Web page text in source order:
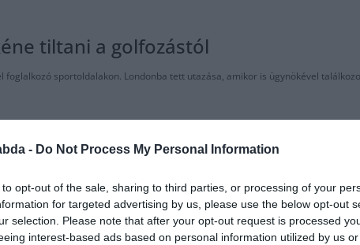
- Do Not Process My Personal Information
to opt-out of the sale, sharing to third parties, or processing of your
for targeted advertising by us, please use the below opt-out
selection. Please note that after your opt-out request is processed
interest-based ads based on personal information utilized by us
tiltani a golfozástól
sportoldalakon. Londonba tett utazása, amikor is ügynökével
ÁTIGAZOLÁSI HÍREK